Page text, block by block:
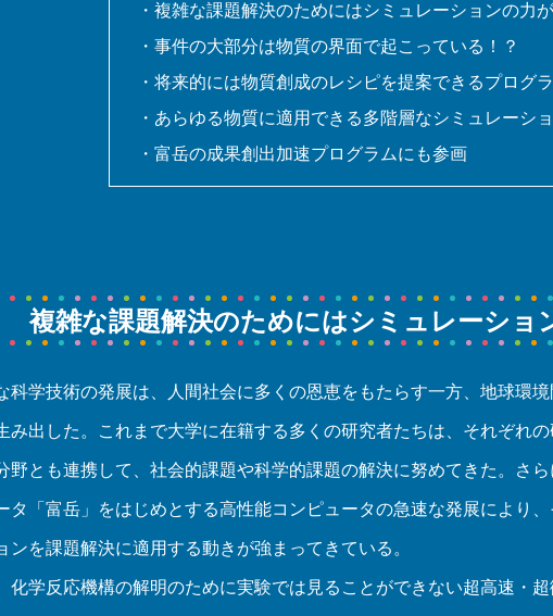
・複雑な課題解決のためにはシミュレーションの力
・事件の大部分は物質の界面で起こっている！？
・将来的には物質創成のレシピを提案できるプログ
・あらゆる物質に適用できる多階層なシミュレーシ
・富岳の成果創出加速プログラムにも参画
複雑な課題解決のためにはシミュレーショ
科学技術の発展は、人間社会に多くの恩恵をもたらす一方、地球環
み出した。これまで大学に在籍する多くの研究者たちは、それぞれ
野とも連携して、社会的課題や科学的課題の解決に努めてきた。さ
タ「富岳」をはじめとする高性能コンピュータの急速な発展により
ンを課題解決に適用する動きが強まってきている。
化学反応機構の解明のために実験では見ることができない超高速・超